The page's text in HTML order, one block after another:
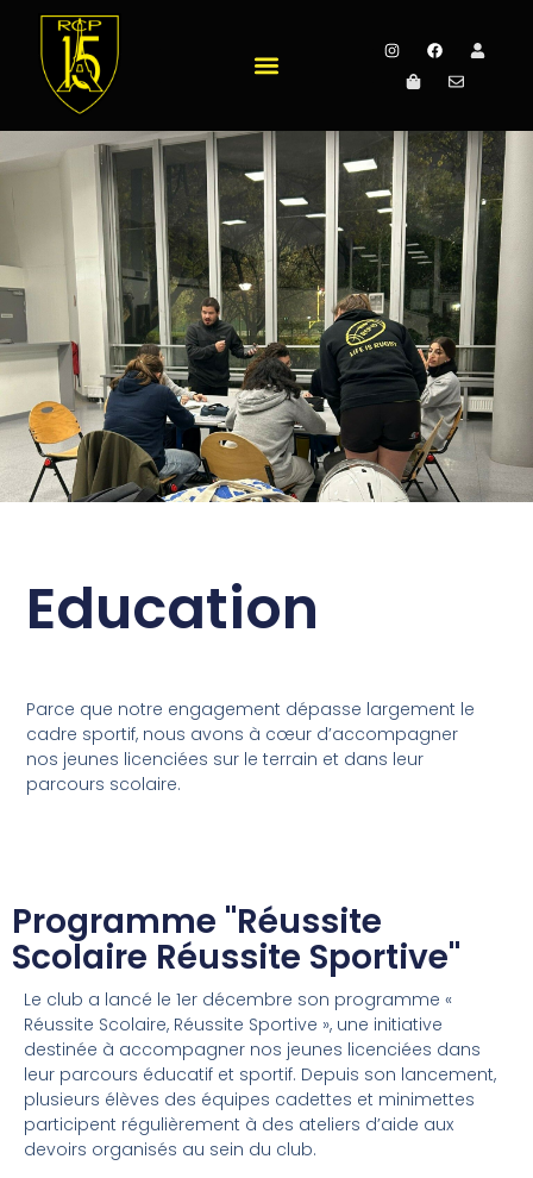
Education
Parce que notre engagement dépasse largement le
cadre sportif, nous avons à cœur d’accompagner
nos jeunes licenciées sur le terrain et dans leur
parcours scolaire.
Programme "Réussite
Scolaire Réussite Sportive"
Le club a lancé le 1er décembre son programme «
Réussite Scolaire, Réussite Sportive », une initiative
destinée à accompagner nos jeunes licenciées dans
leur parcours éducatif et sportif. Depuis son lancement,
plusieurs élèves des équipes cadettes et minimettes
participent régulièrement à des ateliers d’aide aux
devoirs organisés au sein du club.